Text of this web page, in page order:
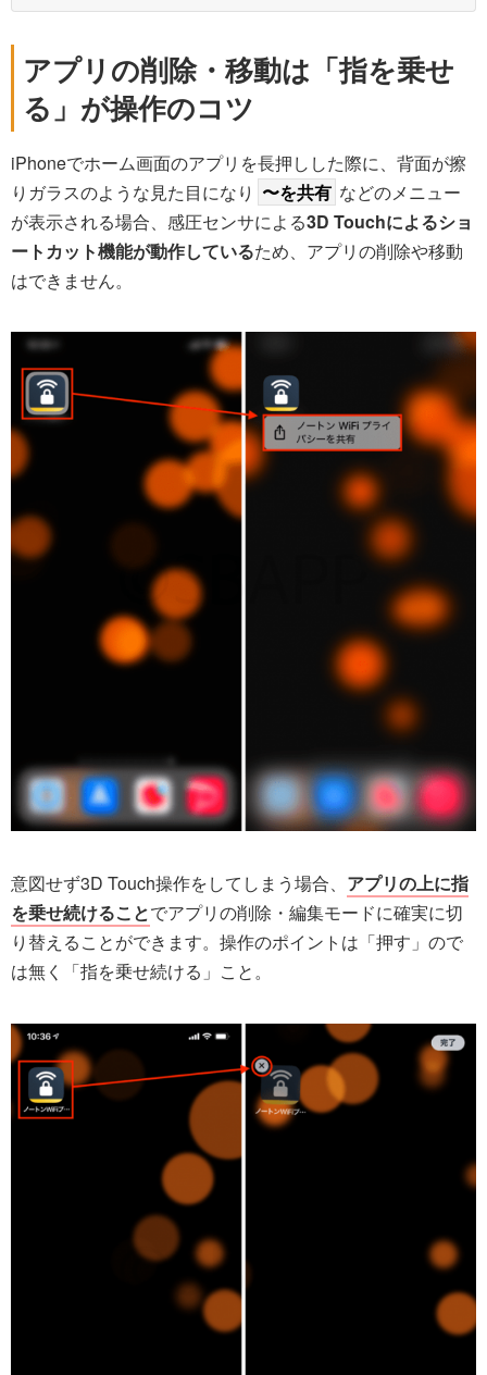
アプリの削除・移動は「指を乗せ
る」が操作のコツ
iPhoneでホーム画面のアプリを長押しした際に、背面が擦
りガラスのような見た目になり 〜を共有 などのメニュー
が表示される場合、感圧センサによる3D Touchによるショ
ートカット機能が動作しているため、アプリの削除や移動
はできません。
意図せず3D Touch操作をしてしまう場合、 アプリの上に指
を乗せ続けることでアプリの削除・編集モードに確実に切
り替えることができます。操作のポイントは「押す」ので
は無く「指を乗せ続ける」こと。